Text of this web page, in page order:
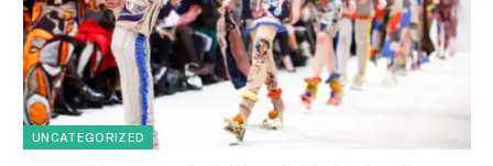
UNCATEGORIZED